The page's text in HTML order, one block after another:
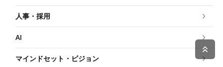
人事・採用
AI
マインドセット・ビジョン